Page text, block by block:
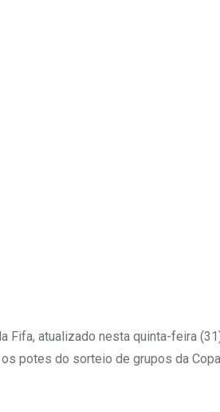
Fifa, atualizado nesta quinta-feira
potes do sorteio de grupos da